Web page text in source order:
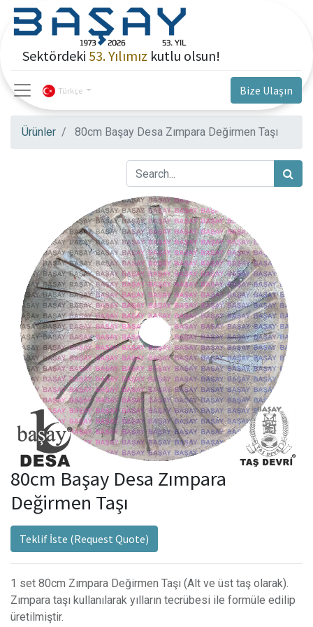
Sektördeki 53. Yılımız kutlu olsun!
Bize Ulaşın
Türkçe
Ürünler 80cm Başay Desa Zımpara Değirmen Taşı
80cm Başay Desa Zımpara
Değirmen Taşı
Teklif İste (Request Quote)
1 set 80cm Zımpara Değirmen Taşı (Alt ve üst taş olarak).
Zımpara taşı kullanılarak yılların tecrübesi ile formüle edilip
üretilmiştir.